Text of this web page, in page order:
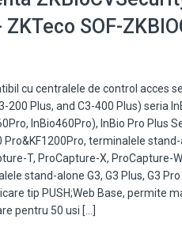
ZKTeco SOF-
cu centralele de control acces
200 Plus, and C3-400 Plus) seria
InBio460Pro), InBio Pro Plus
Pro&KF1200Pro, terminalele
T, ProCapture-X, ProCapture-
stand-alone G3, G3 Plus, G3
tip PUSH;Web Base, permite
pentru 50 usi […]